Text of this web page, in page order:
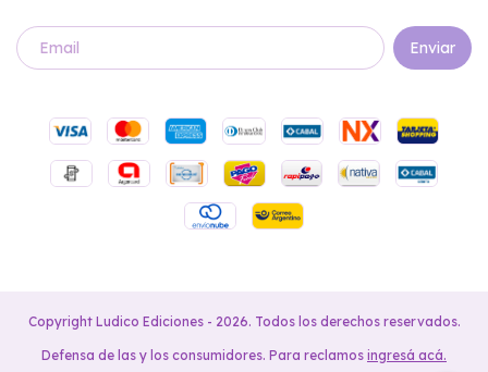
Copyright Ludico Ediciones - 2026. Todos los derechos reservados.
Defensa de las y los consumidores. Para reclamos ingresá acá.